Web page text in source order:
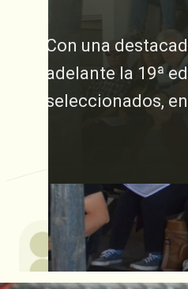
Con una
adelante la 19ª
seleccionados,
15 abril, 2025
Este martes